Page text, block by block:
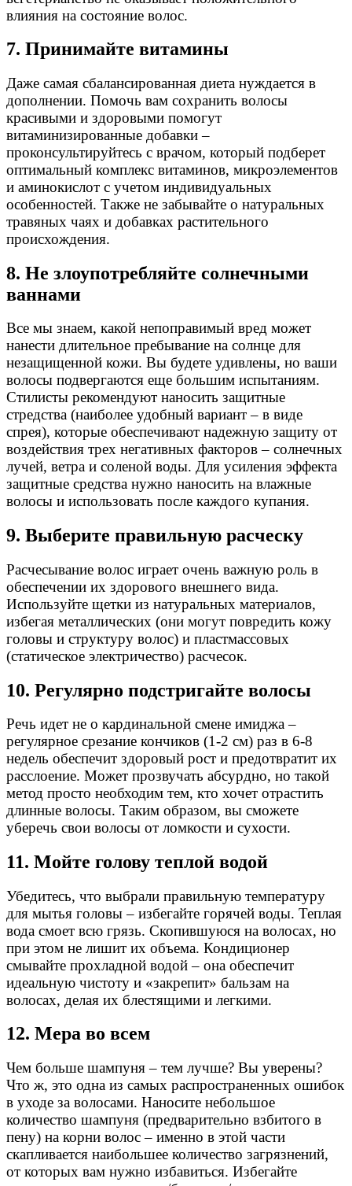
влияния на состояние волос.
7. Принимайте витамины
Даже самая сбалансированная диета нуждается в
дополнении. Помочь вам сохранить волосы
красивыми и здоровыми помогут
витаминизированные добавки –
проконсультируйтесь с врачом, который подберет
оптимальный комплекс витаминов, микроэлементов
и аминокислот с учетом индивидуальных
особенностей. Также не забывайте о натуральных
травяных чаях и добавках растительного
происхождения.
8. Не злоупотребляйте солнечными
ваннами
Все мы знаем, какой непоправимый вред может
нанести длительное пребывание на солнце для
незащищенной кожи. Вы будете удивлены, но ваши
волосы подвергаются еще большим испытаниям.
Стилисты рекомендуют наносить защитные
стредства (наиболее удобный вариант – в виде
спрея), которые обеспечивают надежную защиту от
воздействия трех негативных факторов – солнечных
лучей, ветра и соленой воды. Для усиления эффекта
защитные средства нужно наносить на влажные
волосы и использовать после каждого купания.
9. Выберите правильную расческу
Расчесывание волос играет очень важную роль в
обеспечении их здорового внешнего вида.
Используйте щетки из натуральных материалов,
избегая металлических (они могут повредить кожу
головы и структуру волос) и пластмассовых
(статическое электричество) расчесок.
10. Регулярно подстригайте волосы
Речь идет не о кардинальной смене имиджа –
регулярное срезание кончиков (1-2 см) раз в 6-8
недель обеспечит здоровый рост и предотвратит их
расслоение. Может прозвучать абсурдно, но такой
метод просто необходим тем, кто хочет отрастить
длинные волосы. Таким образом, вы сможете
уберечь свои волосы от ломкости и сухости.
11. Мойте голову теплой водой
Убедитесь, что выбрали правильную температуру
для мытья головы – избегайте горячей воды. Теплая
вода смоет всю грязь. Скопившуюся на волосах, но
при этом не лишит их объема. Кондиционер
смывайте прохладной водой – она обеспечит
идеальную чистоту и «закрепит» бальзам на
волосах, делая их блестящими и легкими.
12. Мера во всем
Чем больше шампуня – тем лучше? Вы уверены?
Что ж, это одна из самых распространенных ошибок
в уходе за волосами. Наносите небольшое
количество шампуня (предварительно взбитого в
пену) на корни волос – именно в этой части
скапливается наибольшее количество загрязнений,
от которых вам нужно избавиться. Избегайте